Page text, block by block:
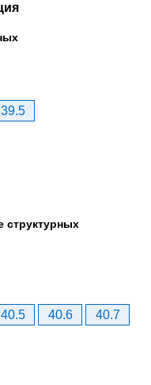
39.5
структурных
40.5 40.6
40.7